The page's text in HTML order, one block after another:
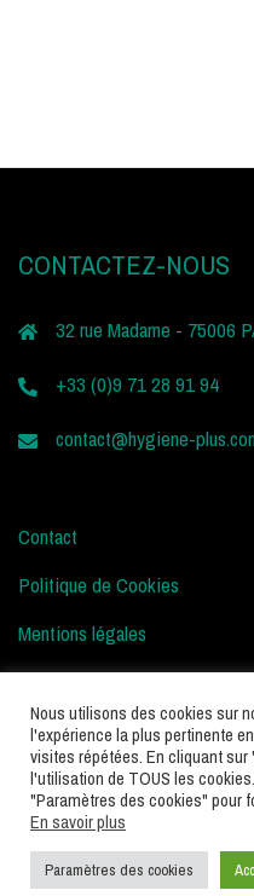
CONTACTEZ-NOUS
32 rue Madame - 75006
+33 (0)9 71 28 91 94
contact@hygiene-
Contact
Politique de Cookies
Mentions légales
Conditions d’Utilisation
Hygiène Plus – Tous droits
Nous utilisons des cookies sur
l'expérience la plus pertinente
visites répétées. En cliquant
l'utilisation de TOUS les
"Paramètres des cookies" pour
En savoir plus
Paramètres des cookies